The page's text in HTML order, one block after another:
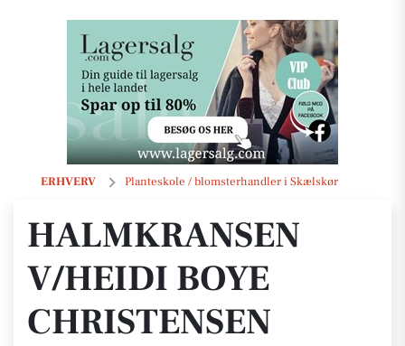
ERHVERV Planteskole / blomsterhandler i Skælskør
Halmkransen v/Heidi Boye Christensen
HALMKRANSEN
V/HEIDI BOYE
CHRISTENSEN